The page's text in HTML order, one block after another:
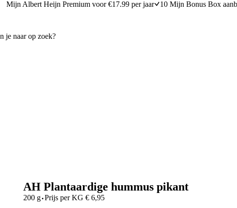
Mijn Albert Heijn Premium voor €17.99 per jaar 10 Mijn Bonus Box
AH Plantaardige hummus pikant
200 g·Prijs per KG € 6,95